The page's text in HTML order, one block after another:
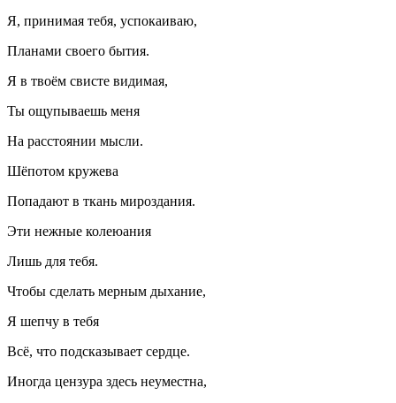
Я, принимая тебя, успокаиваю,
Планами своего бытия.
Я в твоём свисте видимая,
Ты ощупываешь меня
На расстоянии мысли.
Шёпотом кружева
Попадают в ткань мироздания.
Эти нежные колеюания
Лишь для тебя.
Чтобы сделать мерным дыхание,
Я шепчу в тебя
Всё, что подсказывает сердце.
Иногда цензура здесь неуместна,